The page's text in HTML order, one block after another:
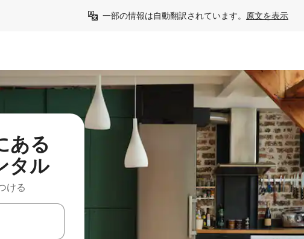
一部の情報は自動翻訳されています。 原文を表示
ある
タル
ける
ーを使って移動するか、画面をタッチまたはスワイプして検索結果を確認す